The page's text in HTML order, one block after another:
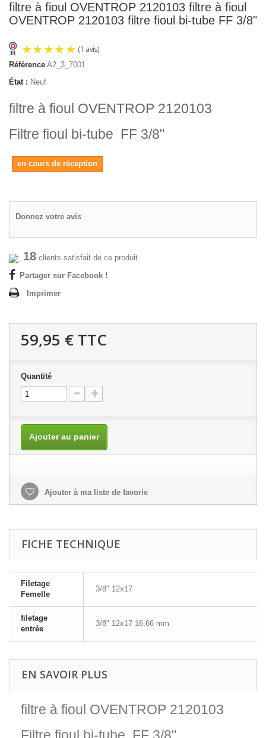
filtre à fioul OVENTROP 2120103 filtre à fioul
OVENTROP 2120103 filtre fioul bi-tube FF 3/8"
(1 avis)
Référence A2_3_7001
État : Neuf
filtre à fioul OVENTROP 2120103
Filtre fioul bi-tube FF 3/8"
en cours de réception
Donnez votre avis
18 clients satisfait de ce produit
Partager sur Facebook !
Imprimer
59,95 € TTC
Quantité
Ajouter au panier
Ajouter à ma liste de favorie
FICHE TECHNIQUE
Filetage
Femelle
3/8" 12x17
filetage
entrée
3/8" 12x17 16,66 mm
EN SAVOIR PLUS
filtre à fioul OVENTROP 2120103
Filtre fioul bi-tube FF 3/8"